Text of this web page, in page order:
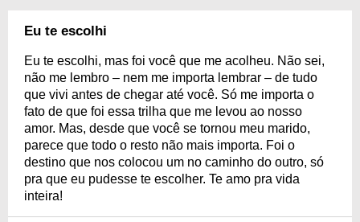
Eu te escolhi
Eu te escolhi, mas foi você que me acolheu. Não sei,
não me lembro – nem me importa lembrar – de tudo
que vivi antes de chegar até você. Só me importa o
fato de que foi essa trilha que me levou ao nosso
amor. Mas, desde que você se tornou meu marido,
parece que todo o resto não mais importa. Foi o
destino que nos colocou um no caminho do outro, só
pra que eu pudesse te escolher. Te amo pra vida
inteira!